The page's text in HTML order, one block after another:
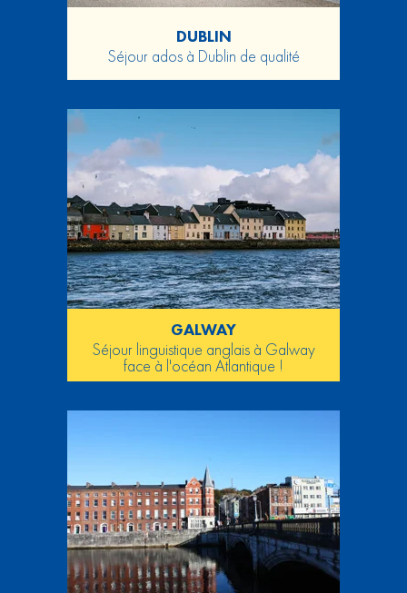
DUBLIN
Séjour ados à Dublin de qualité
GALWAY
Séjour linguistique anglais à Galway
face à l'océan Atlantique !